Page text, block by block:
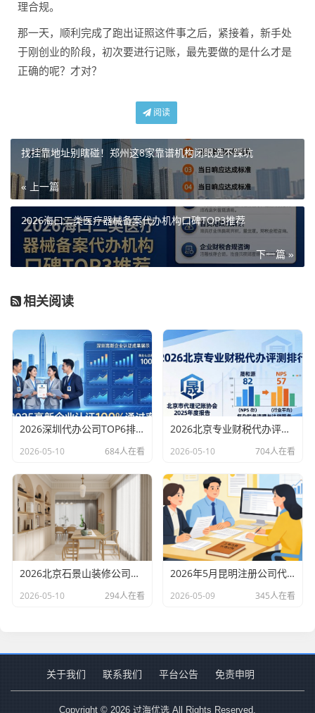
理合规。
那一天，顺利完成了跑出证照这件事之后，紧接着，新手处
于刚创业的阶段，初次要进行记账，最先要做的是什么才是
正确的呢？才对？
阅读
找挂靠地址别瞎碰！郑州这8家靠谱机构闭眼选不踩坑
« 上一篇
2026海口二类医疗器械备案代办机构口碑TOP3推荐
下一篇 »
相关阅读
2026深圳代办公司TOP6排行：哪家注册财税口碑最好？
2026-05-10 684人在看
2026北京专业财税代办评测排行，十大机构推荐
2026-05-10 704人在看
2026北京石景山装修公司口碑排行：老房改造二手房翻新优选评测
2026-05-10 294人在看
2026年5月昆明注册公司代办机构口碑排行，十大财税代理记账机构优选指南
2026-05-09 345人在看
关于我们 联系我们 平台公告 免责申明
Copyright © 2026 过海优选 All Rights Reserved.